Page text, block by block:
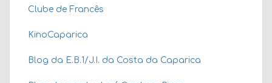
Clube de Francês
KinoCaparica
Blog da E.B.1/J.I. da Costa da Caparica